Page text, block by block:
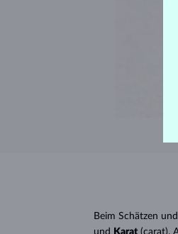
Beim Schätzen
und
Karat (carat).